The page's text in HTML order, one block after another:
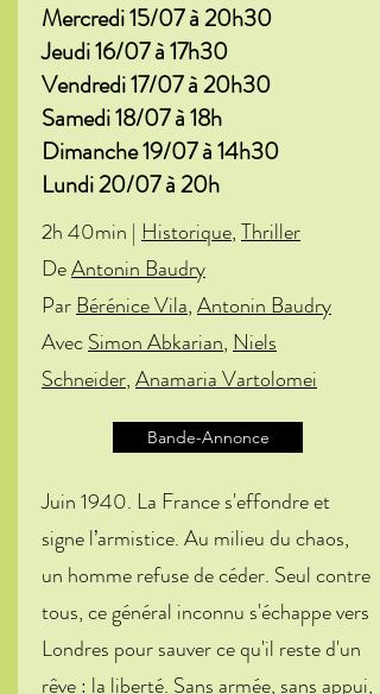
Mercredi 15/07 à 20h30
Jeudi 16/07 à 17h30
Vendredi 17/07 à 20h30
Samedi 18/07 à 18h
Dimanche 19/07 à 14h30
Lundi 20/07 à 20h
2h 40min | Historique,Thriller
DeAntonin Baudry
Par Bérénice Vila,Antonin Baudry
AvecSimon Abkarian, Niels
Schneider,Anamaria Vartolomei
Bande-Annonce
Juin 1940. La France s'effondre et
signe l’armistice. Au milieu du chaos,
un homme refuse de céder. Seul contre
tous, ce général inconnu s'échappe vers
Londres pour sauver ce qu'il reste d'un
rêve : la liberté. Sans armée, sans appui,